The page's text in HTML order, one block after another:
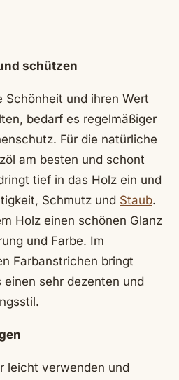
schützen
Schönheit und ihren Wert
bedarf es regelmäßiger
Für die natürliche
am besten und schont
tief in das Holz ein und
Schmutz und Staub.
Holz einen schönen Glanz
und Farbe. Im
Farbanstrichen bringt
einen sehr dezenten und
leicht verwenden und